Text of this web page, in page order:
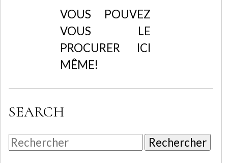
VOUS POUVEZ
VOUS LE
PROCURER ICI
MÊME!
SEARCH
Rechercher